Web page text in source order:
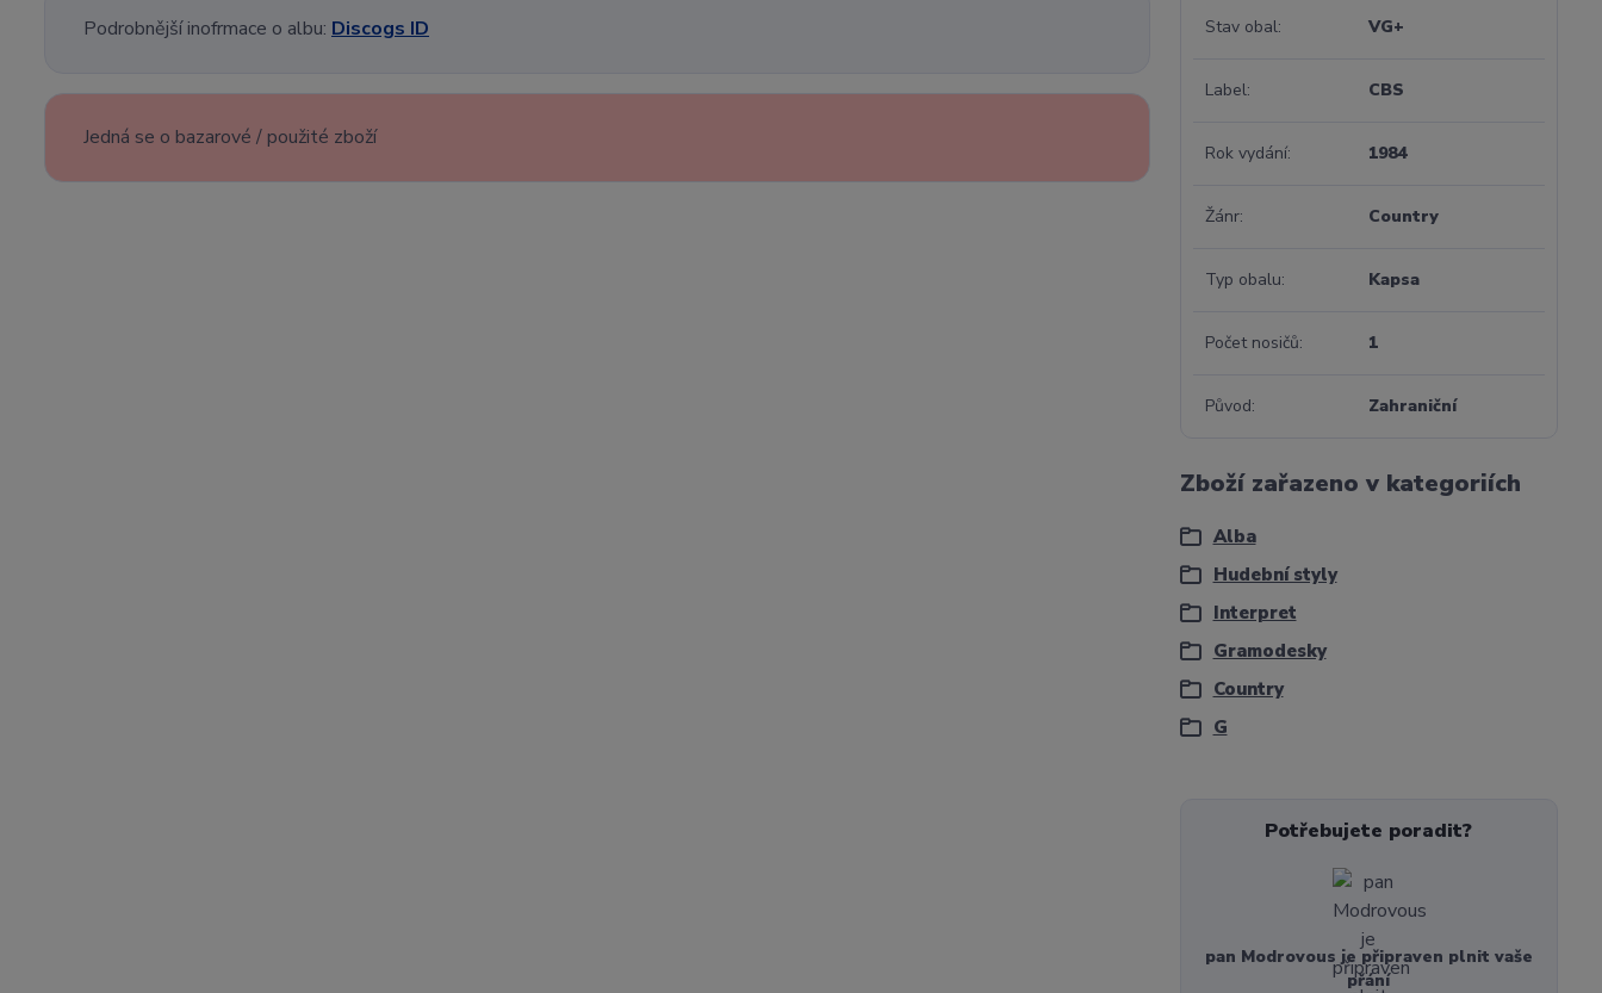
Podrobnější inofrmace o albu: Discogs ID
Jedná se o bazarové / použité zboží
Stav obal VG+
Label CBS
Rok vydání 1984
Žánr Country
Typ obalu Kapsa
Počet nosičů 1
Původ Zahraniční
Zboží zařazeno v kategoriích
Alba
Hudební styly
Interpret
Gramodesky
Country
G
Potřebujete poradit?
pan Modrovous je připraven plnit vaše
přání